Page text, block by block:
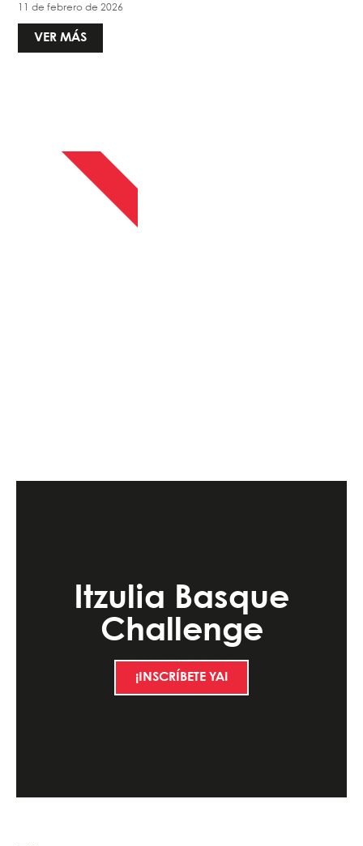
11 de febrero de 2026
VER MÁS
Itzulia Basque
Challenge
¡INSCRÍBETE YA!
13 ABRIL